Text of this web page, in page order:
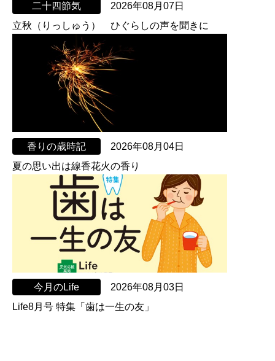
二十四節気
2026年08月07日
立秋（りっしゅう） ひぐらしの声を聞きに
香りの歳時記
2026年08月04日
夏の思い出は線香花火の香り
今月のLife
2026年08月03日
Life8月号 特集「歯は一生の友」